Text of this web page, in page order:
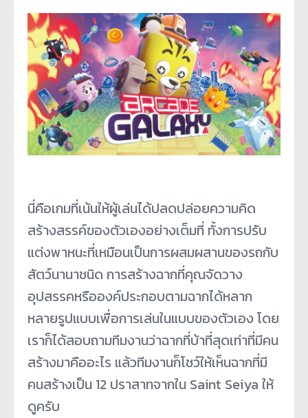
นี่คือเกมที่เน้นให้ผู้เล่นได้ปลดปล่อยความคิด
สร้างสรรค์ของตัวเองอย่างเต็มที่ ทั้งการปรับ
แต่งพาหนะที่เหมือนเป็นการผสมผสานของรถกับ
สัตว์นานาชนิด การสร้างฉากที่คุณจัดวาง
อุปสรรคหรือองค์ประกอบตามฉากได้หลาก
หลายรูปแบบเพื่อการเล่นในแบบของตัวเอง โดย
เราก็ได้สอบถามทีมงานว่าฉากที่บ้าที่สุดเท่าที่มีคน
สร้างมาคืออะไร แล้วทีมงานก็โชว์ให้เห็นฉากที่มี
คนสร้างเป็น 12 ปราสาทจากใน Saint Seiya ให้
ดูครับ